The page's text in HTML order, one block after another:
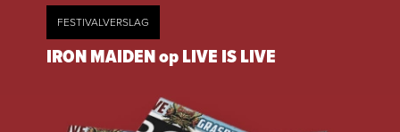
FESTIVALVERSLAG
IRON MAIDEN op LIVE IS LIVE